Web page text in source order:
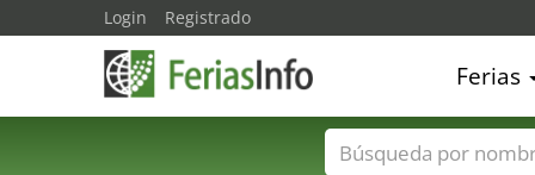
Login Registrado
Ferias